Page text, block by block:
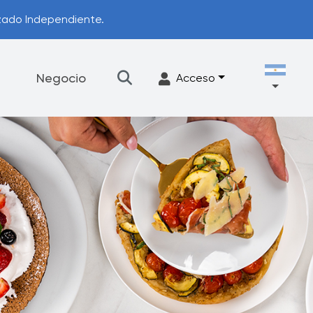
Independiente.
Accesorios
de actualización
Negocio Acceso